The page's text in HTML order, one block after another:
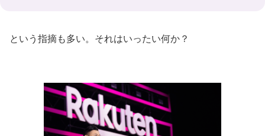
という指摘も多い。それはいったい何か？